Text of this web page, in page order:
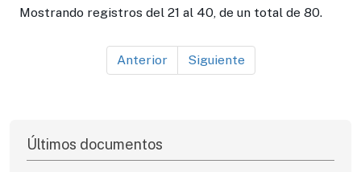
Mostrando registros del 21 al 40, de un total de 80.
Anterior Siguiente
Últimos documentos